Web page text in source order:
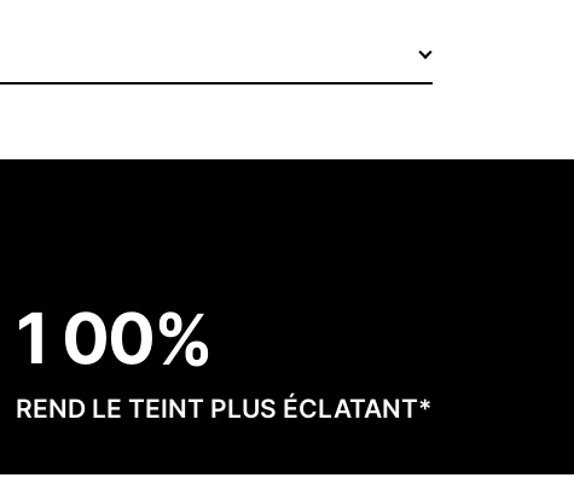
1 00
REND LE TEINT PLUS ÉCLATANT*